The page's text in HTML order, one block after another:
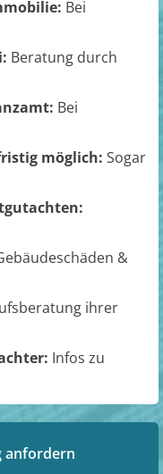
Bei
Beratung durch
Bei
möglich: Sogar
&
ihrer
Infos zu
anfordern